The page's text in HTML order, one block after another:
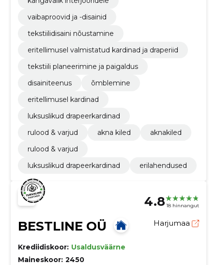
vaibaproovid ja -disainid
tekstiilidisaini nõustamine
eritellimusel valmistatud kardinad ja draperiid
tekstiili planeerimine ja paigaldus
disainiteenus
õmblemine
eritellimusel kardinad
luksuslikud drapeerkardinad
rulood & varjud
akna kiled
aknakiled
rulood & varjud
luksuslikud drapeerkardinad
erilahendused
4.8 18 hinnangut
BESTLINE OÜ Harjumaa
Krediidiskoor: Usaldusväärne
Maineskoor: 2450